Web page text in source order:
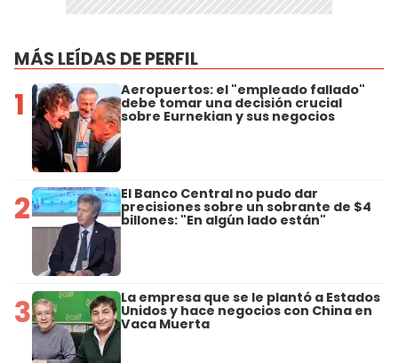
MÁS LEÍDAS DE PERFIL
1 Aeropuertos: el "empleado fallado"
debe tomar una decisión crucial
sobre Eurnekian y sus negocios
2 El Banco Central no pudo dar
precisiones sobre un sobrante de $4
billones: "En algún lado están"
3 La empresa que se le plantó a Estados
Unidos y hace negocios con China en
Vaca Muerta